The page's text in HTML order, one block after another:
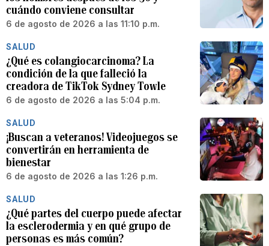
cuándo conviene consultar
6 de agosto de 2026 a las 11:10 p.m.
SALUD
¿Qué es colangiocarcinoma? La
condición de la que falleció la
creadora de TikTok Sydney Towle
6 de agosto de 2026 a las 5:04 p.m.
SALUD
¡Buscan a veteranos! Videojuegos se
convertirán en herramienta de
bienestar
6 de agosto de 2026 a las 1:26 p.m.
SALUD
¿Qué partes del cuerpo puede afectar
la esclerodermia y en qué grupo de
personas es más común?